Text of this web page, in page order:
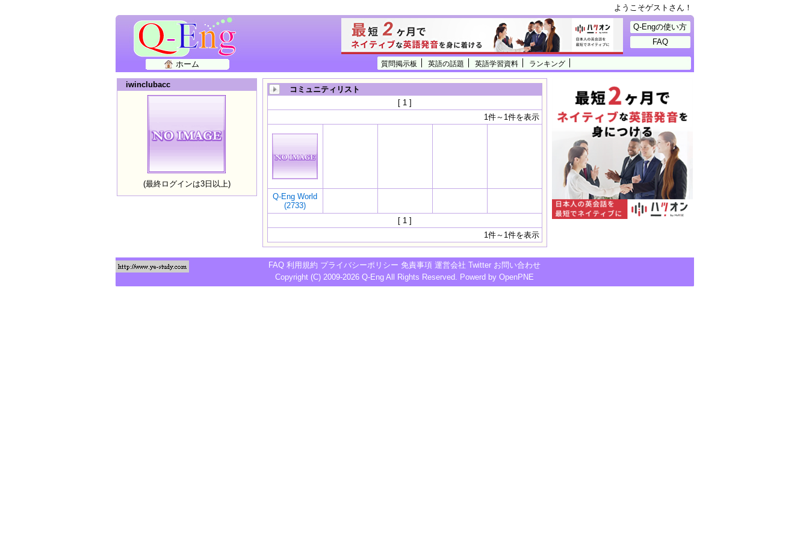
ようこそゲストさん！
質問掲示板 英語の話題 英語学習資料 ランキング
ホーム
Q-Engの使い方
FAQ
iwinclubacc
(最終ログインは3日以上)
コミュニティリスト
[ 1 ]
1件～1件を表示
Q-Eng World
(2733)
[ 1 ]
1件～1件を表示
FAQ 利用規約 プライバシーポリシー 免責事項 運営会社 Twitter お問い合わせ
Copyright (C) 2009-2026 Q-Eng All Rights Reserved. Powerd by OpenPNE